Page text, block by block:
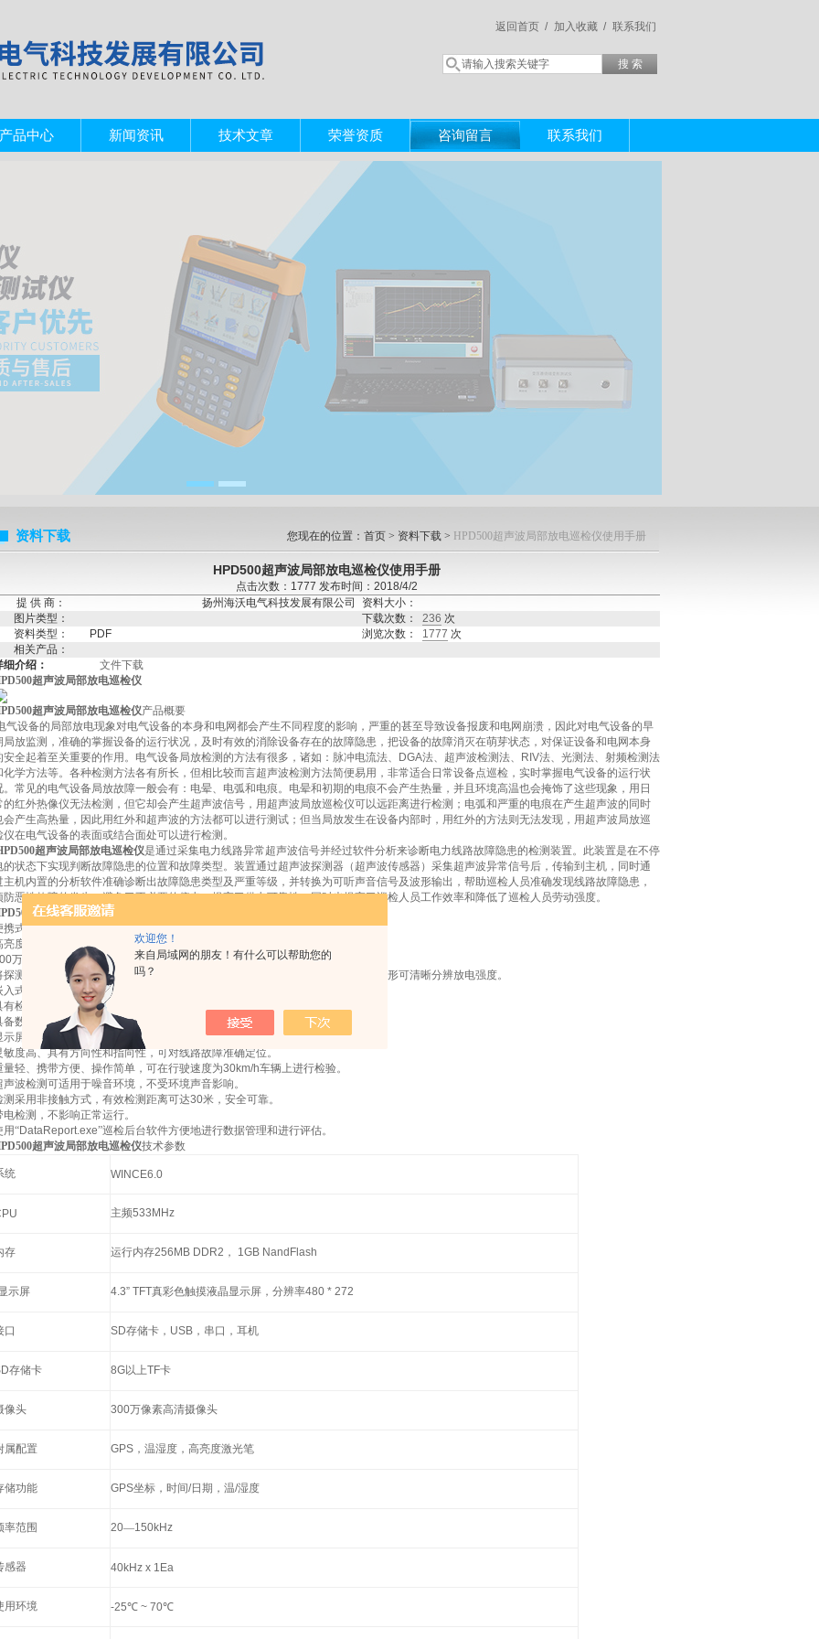
欢迎您！
来自局域网的朋友！有什么可以帮助您的
吗？
联系我们
加入收藏 /
返回首页 /
品中心 新闻资讯 技术文章 荣誉资质 咨询留言 联系我们
资料下载 您现在的位置： 首页 > 资料下载 > HPD500超声波局部放电巡检仪使用手册
HPD500超声波局部放电巡检仪使用手册
点击次数：1777 发布时间：2018/4/2
提 供 商：
扬州海沃电气科技发展有限公司
资料大小：
图片类型：
下载次数： 236 次
资料类型：
PDF 浏览次数： 1777 次
相关产品：
细介绍：
文件下载
超声波局部放电巡检仪
超声波局部放电巡检仪产品概要
气设备的局部放电现象对电气设备的本身和电网都会产生不同程度的影响，严重的甚至导致设备报废和电网崩溃，因此对电气设备的早
局放监测，准确的掌握设备的运行状况，及时有效的消除设备存在的故障隐患，把设备的故障消灭在萌芽状态，对保证设备和电网本身
安全起着至关重要的作用。电气设备局放检测的方法有很多，诸如：脉冲电流法、
DGA法、超声波检测法、 RIV法、光测法、射频检测法
化学方法等。各种检测方法各有所长，但相比较而言超声波检测方法简便易用，非常适合日常设备点巡检，实时掌握电气设备的运行状
。常见的电气设备局放故障一般会有：电晕、电弧和电痕。电晕和初期的电痕不会产生热量，并且环境高温也会掩饰了这些现象，用日
的红外热像仪无法检测，但它却会产生超声波信号，用超声波局放巡检仪可以远距离进行检测；电弧和严重的电痕在产生超声波的同时
会产生高热量，因此用红外和超声波的方法都可以进行测试；但当局放发生在设备内部时，用红外的方法则无法发现，用超声波局放巡
仪在电气设备的表面或结合面处可以进行检测。
超声波局部放电巡检仪是通过采集电力线路异常超声波信号并经过软件分析来诊断电力线路故障隐患的检测装置。此装置是在不停
的状态下实现判断故障隐患的位置和故障类型。装置通过超声波探测器（超声波传感器）采集超声波异常信号后，传输到主机，同时通
主机内置的分析软件准确诊断出故障隐患类型及严重等级，并转换为可听声音信号及波形输出，帮助巡检人员准确发现线路故障隐患，
防恶性故障的发生，避免了不必要的停电，提高了供电可靠性，同时也提高了巡检人员工作效率和降低了巡检人员劳动强度。
超声波局部放电巡检仪
携式设计，体积小、重量轻、携带方便，一人即可操作。
亮度激光发射器可实现故障点定位。
万像素高清摄像头可轻松对焦检测故障点，并对杆塔标识及故障设备拍照。
探测器检测到的异常超声波信号转换为可听正弦信号和直观波形，根据声音和波形可清晰分辨放电强度。
入式
接收器自动存储坐标数据，方便查询及保存检测路径。
有检测温度和湿度的功能，可实时检测环境温湿度。
备数据保存功能，可以实现数据回放功能。
示屏为彩色触摸屏，便于检测人员检测和使用。
敏度高、具有方向性和指向性，可对线路故障准确定位。
量轻、携带方便、操作简单，可在行驶速度为30km/h车辆上进行检验。
声波检测可适用于噪音环境，不受环境声音影响。
测采用非接触方式，有效检测距离可达30米，安全可靠。
电检测，不影响正常运行。
用“DataReport.exe”巡检后台软件方便地进行数据管理和进行评估。
超声波局部放电巡检仪技术参数
统 WINCE6.0
主频533MHz
存 运行内存256MB DDR2 ， 1GB NandFlash
示屏 4.3” TFT真彩色触摸液晶显示屏，分辨率480 * 272
口 SD存储卡， USB ，串口，耳机
存储卡 8G以上TF卡
像头 300万像素高清摄像头
属配置 GPS ，温湿度，高亮度激光笔
储功能 GPS坐标，时间/日期，温/湿度
率范围 20—150kHz
感器 40kHz x 1Ea
用环境 -25℃ ~ 70℃